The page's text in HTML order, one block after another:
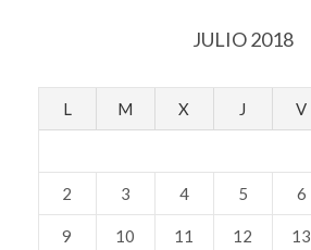
JULIO 2018
L M X J V
2 3 4 5 6
9 10 11 12 13